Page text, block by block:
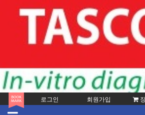
로그인 회원가입